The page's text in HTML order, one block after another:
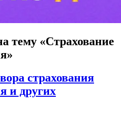
тему «Страхование
страхования
и других